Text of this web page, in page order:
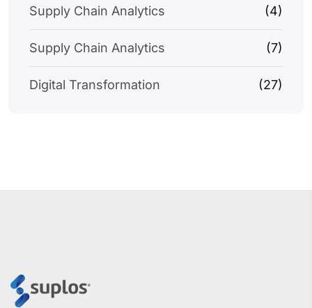
Supply Chain Analytics (4)
Supply Chain Analytics (7)
Digital Transformation (27)